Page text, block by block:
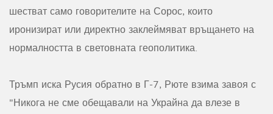
шестват само говорителите на Сорос, които
иронизират или директно заклеймяват връщането на
нормалността в световната геополитика.
Тръмп иска Русия обратно в Г-7, Рюте взима завоя с
"Никога не сме обещавали на Украйна да влезе в